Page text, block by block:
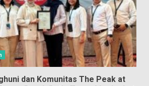
dan Komunitas The Peak at